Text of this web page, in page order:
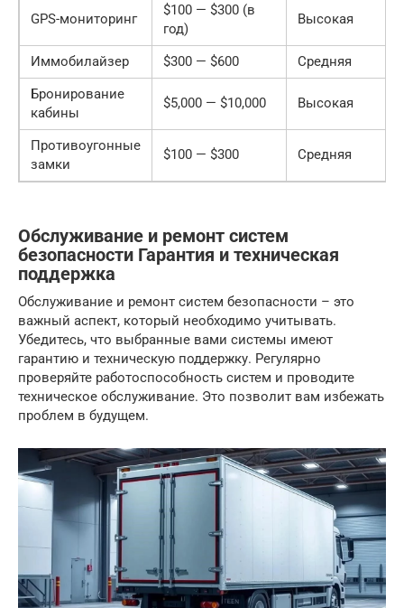
GPS-мониторинг
$100 — $300 (в
год)
Высокая
Иммобилайзер $300 — $600
Средняя
Бронирование
кабины
$5,000 — $10,000 Высокая
Противоугонные
замки
$100 — $300 Средняя
Обслуживание и ремонт систем
безопасности Гарантия и техническая
поддержка
Обслуживание и ремонт систем безопасности – это
важный аспект, который необходимо учитывать.
Убедитесь, что выбранные вами системы имеют
гарантию и техническую поддержку. Регулярно
проверяйте работоспособность систем и проводите
техническое обслуживание. Это позволит вам избежать
проблем в будущем.